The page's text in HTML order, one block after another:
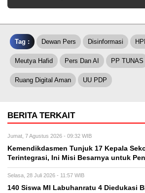
Tag : Dewan Pers Disinformasi
Meutya Hafid Pers Dan AI PP TUNAS
Ruang Digital Aman UU PDP
BERITA TERKAIT
Jumat, 7 Agustus 2026 - 09:32 WIB
Kemendikdasmen Tunjuk 17 Kepala
Terintegrasi, Ini Misi Besarnya untuk
Selasa, 28 Juli 2026 - 11:57 WIB
140 Siswa MI Labuhanratu 4 Diedukasi